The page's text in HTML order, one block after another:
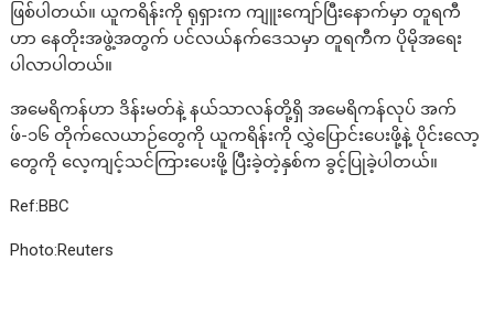
ဖြစ်ပါတယ်။ ယူကရိန်းကို ရုရှားက ကျူးကျော်ပြီးနောက်မှာ တူရကီ
ဟာ နေတိုးအဖွဲ့အတွက် ပင်လယ်နက်ဒေသမှာ တူရကီက ပိုမိုအရေး
ပါလာပါတယ်။
အမေရိကန်ဟာ ဒိန်းမတ်နဲ့ နယ်သာလန်တို့ရှိ အမေရိကန်လုပ် အက်
ဖ်-၁၆ တိုက်လေယာဉ်တွေကို ယူကရိန်းကို လွှဲပြောင်းပေးဖို့နဲ့ ပိုင်းလော့
တွေကို လေ့ကျင့်သင်ကြားပေးဖို့ ပြီးခဲ့တဲ့နှစ်က ခွင့်ပြုခဲ့ပါတယ်။
Ref:BBC
Photo:Reuters